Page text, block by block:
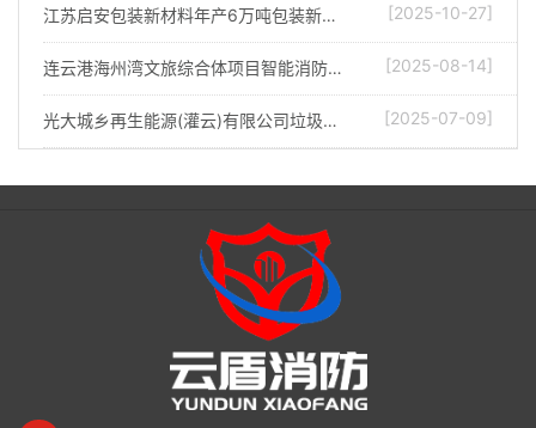
江苏启安包装新材料年产6万吨包装新材料项目智能消防炮调试完成 [2025-10-27]
连云港海州湾文旅综合体项目智能消防水炮调试完成 [2025-08-14]
光大城乡再生能源(灌云)有限公司垃圾仓消防炮改造项目调试完成 [2025-07-09]